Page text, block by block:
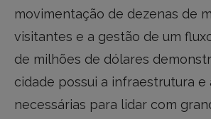
movimentação de dezenas de
visitantes e a gestão de um
de milhões de dólares
cidade possui a infraestrutura e
necessárias para lidar com